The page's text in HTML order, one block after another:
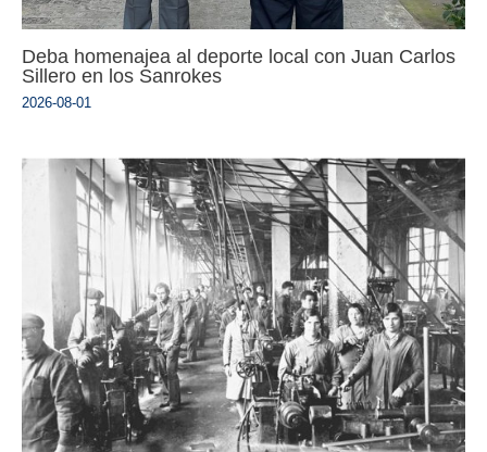
Deba homenajea al deporte local con Juan Carlos
Sillero en los Sanrokes
2026-08-01